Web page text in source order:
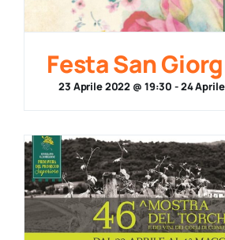
Festa San
23 Aprile 2022 @ 19:30 -24